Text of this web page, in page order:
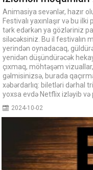
Animasiya sevənlər, hazır
Festivalı yaxınlaşır və bu
tərk edərkən ya gözləriniz
siləcəksiniz. Bu il festivalın
yerindən oynadacaq,
yenidən düşündürəcək
çıxmaq, möhtəşəm
gəlmisinizsə, burada
xəbərdarlıq: biletləri dərhal
yoxsa evdə Netflix izləyib
2024-10-02